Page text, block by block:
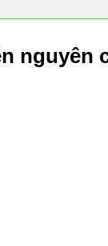
nguyên